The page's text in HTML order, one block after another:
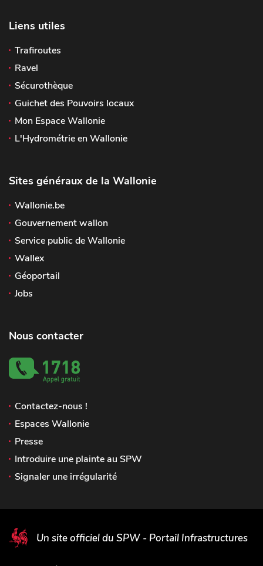
Liens utiles
Trafiroutes
Ravel
Sécurothèque
Guichet des Pouvoirs locaux
Mon Espace Wallonie
L'Hydrométrie en Wallonie
Sites généraux de la Wallonie
Wallonie.be
Gouvernement wallon
Service public de Wallonie
Wallex
Géoportail
Jobs
Nous contacter
Contactez-nous !
Espaces Wallonie
Presse
Introduire une plainte au SPW
Signaler une irrégularité
Un site officiel du SPW - Portail Infrastructures